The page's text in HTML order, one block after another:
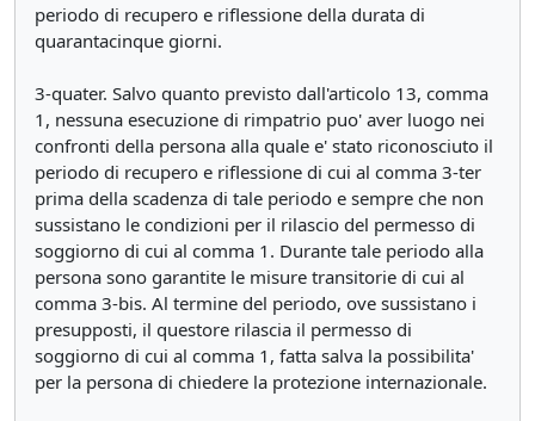
periodo di recupero e riflessione della durata di
quarantacinque giorni.
3-quater. Salvo quanto previsto dall'articolo 13, comma
1, nessuna esecuzione di rimpatrio puo' aver luogo nei
confronti della persona alla quale e' stato riconosciuto il
periodo di recupero e riflessione di cui al comma 3-ter
prima della scadenza di tale periodo e sempre che non
sussistano le condizioni per il rilascio del permesso di
soggiorno di cui al comma 1. Durante tale periodo alla
persona sono garantite le misure transitorie di cui al
comma 3-bis. Al termine del periodo, ove sussistano i
presupposti, il questore rilascia il permesso di
soggiorno di cui al comma 1, fatta salva la possibilita'
per la persona di chiedere la protezione internazionale.